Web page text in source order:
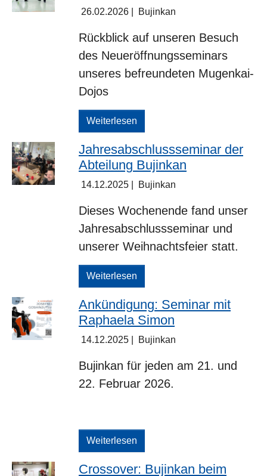
26.02.2026 Bujinkan
Rückblick auf unseren Besuch
des Neueröffnungsseminars
unseres befreundeten Mugenkai-
Dojos
Weiterlesen
Jahresabschlussseminar der
Abteilung Bujinkan
14.12.2025 Bujinkan
Dieses Wochenende fand unser
Jahresabschlussseminar und
unserer Weihnachtsfeier statt.
Weiterlesen
Ankündigung: Seminar mit
Raphaela Simon
14.12.2025 Bujinkan
Bujinkan für jeden am 21. und
22. Februar 2026.
Weiterlesen
Crossover: Bujinkan beim